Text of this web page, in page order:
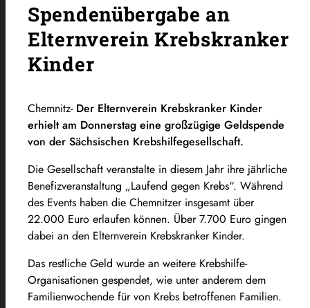
Spendenübergabe an
Elternverein Krebskranker
Kinder
Chemnitz- Der Elternverein Krebskranker Kinder
erhielt am Donnerstag eine großzügige Geldspende
von der Sächsischen Krebshilfegesellschaft.
Die Gesellschaft veranstalte in diesem Jahr ihre jährliche
Benefizveranstaltung „Laufend gegen Krebs“. Während
des Events haben die Chemnitzer insgesamt über
22.000 Euro erlaufen können. Über 7.700 Euro gingen
dabei an den Elternverein Krebskranker Kinder.
Das restliche Geld wurde an weitere Krebshilfe-
Organisationen gespendet, wie unter anderem dem
Familienwochende für von Krebs betroffenen Familien.